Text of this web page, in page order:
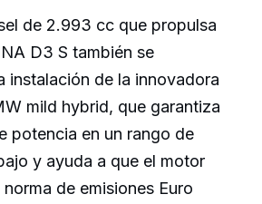
de 2.993 cc que propulsa
D3 S también se
instalación de la innovadora
mild hybrid, que garantiza
potencia en un rango de
y ayuda a que el motor
de emisiones Euro